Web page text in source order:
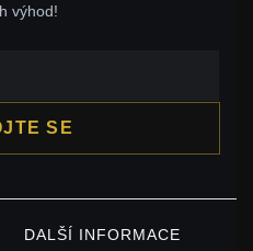
výhod!
SE
DALŠÍ INFORMACE